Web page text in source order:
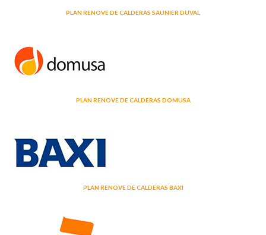
PLAN RENOVE DE CALDERAS SAUNIER DUVAL
PLAN RENOVE DE CALDERAS DOMUSA
PLAN RENOVE DE CALDERAS BAXI